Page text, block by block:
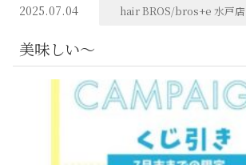
2025.07.04 hair BROS/bros+e 水戸店
美味しい～